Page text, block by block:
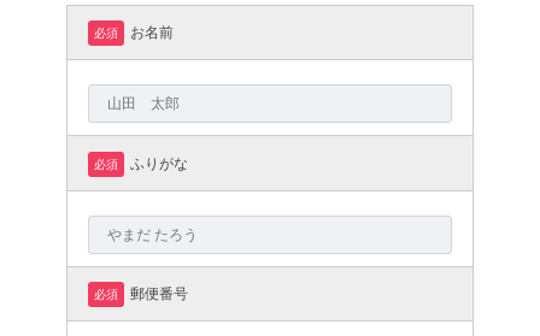
必須 お名前
必須 ふりがな
必須 郵便番号